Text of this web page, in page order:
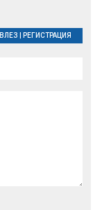
ВЛЕЗ РЕГИСТРАЦИЯ